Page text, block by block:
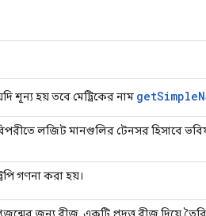
শূন্য হয় তবে মেট্রিকের নাম getSimple
লজিট মানগুলির টেনসর হিসাবে
গণনা করা হয়।